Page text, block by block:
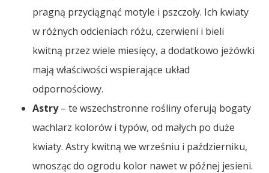
pragną przyciągnąć motyle i pszczoły. Ich kwiaty
w różnych odcieniach różu, czerwieni i bieli
kwitną przez wiele miesięcy, a dodatkowo jeżówki
mają właściwości wspierające układ
odpornościowy.
Astry– te wszechstronne rośliny oferują bogaty
wachlarz kolorów i typów, od małych po duże
kwiaty. Astry kwitną we wrześniu i październiku,
wnosząc do ogrodu kolor nawet w późnej jesieni.